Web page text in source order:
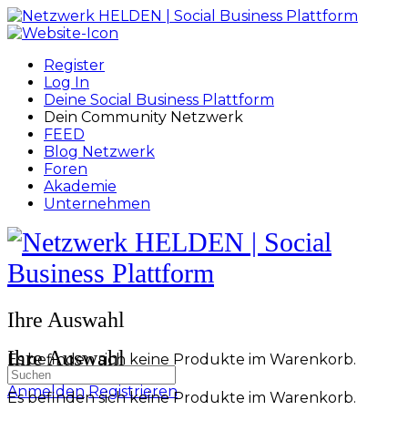
Toggle
Side
Register
Log In
Deine Social Business Plattform
Dein Community Netzwerk
FEED
Blog Netzwerk
Foren
Akademie
Unternehmen
Toggle
Side
Panel
More
options
Ihre Auswahl
Es befinden sich keine Produkte im Warenkorb.
Anmelden Registrieren
Ihre Auswahl
Es befinden sich keine Produkte im Warenkorb.
Suchen
nach: